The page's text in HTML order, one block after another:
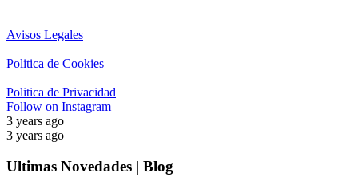
Avisos Legales
Politica de Cookies
Politica de Privacidad
Follow on Instagram
3 years ago
3 years ago
Ultimas Novedades | Blog